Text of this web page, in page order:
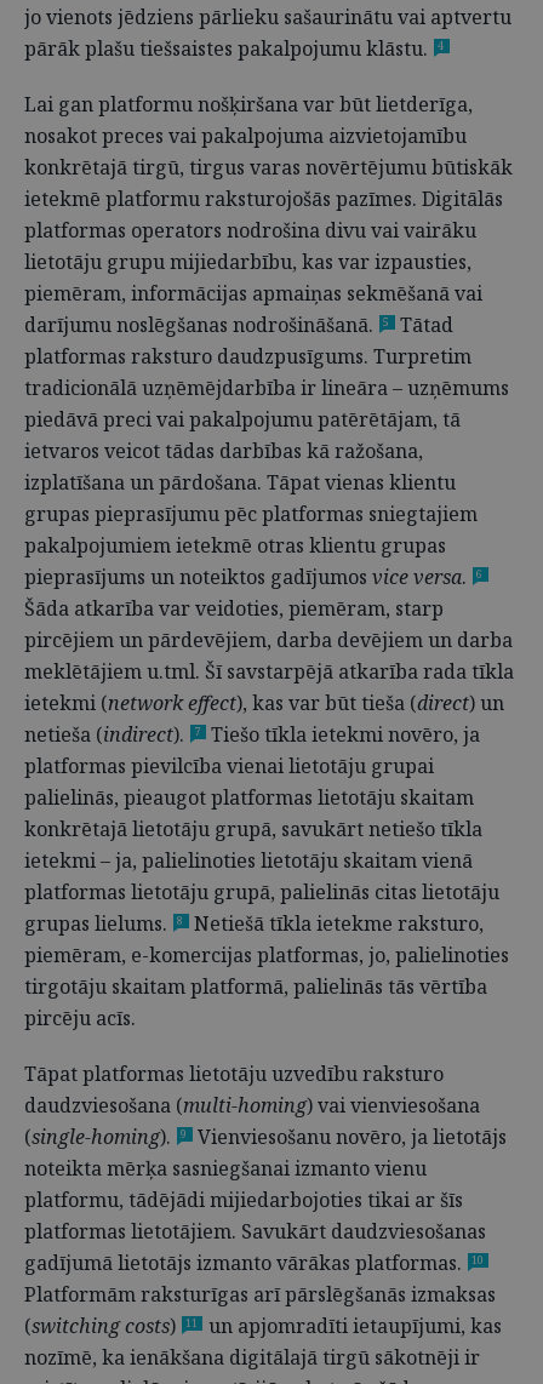
jo vienots jēdziens pārlieku sašaurinātu vai aptvertu
pārāk plašu tiešsaistes pakalpojumu klāstu.
4
Lai gan platformu nošķiršana var būt lietderīga,
nosakot preces vai pakalpojuma aizvietojamību
konkrētajā tirgū, tirgus varas novērtējumu būtiskāk
ietekmē platformu raksturojošās pazīmes. Digitālās
platformas operators nodrošina divu vai vairāku
lietotāju grupu mijiedarbību, kas var izpausties,
piemēram, informācijas apmaiņas sekmēšanā vai
darījumu noslēgšanas nodrošināšanā.
5
Tātad
platformas raksturo daudzpusīgums. Turpretim
tradicionālā uzņēmējdarbība ir lineāra – uzņēmums
piedāvā preci vai pakalpojumu patērētājam, tā
ietvaros veicot tādas darbības kā ražošana,
izplatīšana un pārdošana. Tāpat vienas klientu
grupas pieprasījumu pēc platformas sniegtajiem
pakalpojumiem ietekmē otras klientu grupas
pieprasījums un noteiktos gadījumos vice versa. 6
Šāda atkarība var veidoties, piemēram, starp
pircējiem un pārdevējiem, darba devējiem un darba
meklētājiem u.tml. Šī savstarpējā atkarība rada tīkla
ietekmi (network effect), kas var būt tieša (direct) un
netieša (indirect). 7
Tiešo tīkla ietekmi novēro, ja
platformas pievilcība vienai lietotāju grupai
palielinās, pieaugot platformas lietotāju skaitam
konkrētajā lietotāju grupā, savukārt netiešo tīkla
ietekmi – ja, palielinoties lietotāju skaitam vienā
platformas lietotāju grupā, palielinās citas lietotāju
grupas lielums.
8
Netiešā tīkla ietekme raksturo,
piemēram, e-komercijas platformas, jo, palielinoties
tirgotāju skaitam platformā, palielinās tās vērtība
pircēju acīs.
Tāpat platformas lietotāju uzvedību raksturo
daudzviesošana (multi-homing) vai vienviesošana
(single-homing). 9
Vienviesošanu novēro, ja lietotājs
noteikta mērķa sasniegšanai izmanto vienu
platformu, tādējādi mijiedarbojoties tikai ar šīs
platformas lietotājiem. Savukārt daudzviesošanas
gadījumā lietotājs izmanto vārākas platformas.
10
Platformām raksturīgas arī pārslēgšanās izmaksas
(switching costs) 11
un apjomradīti ietaupījumi, kas
nozīmē, ka ienākšana digitālajā tirgū sākotnēji ir